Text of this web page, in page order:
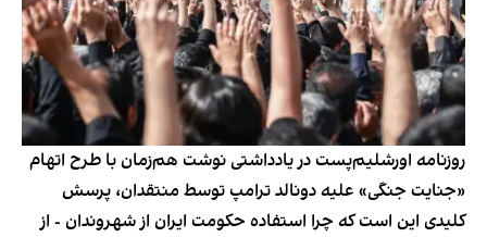
روزنامه اورشلیم‌پست در یادداشتی نوشت هم‌زمان با طرح اتهام
«جنایت جنگی» علیه دونالد ترامپ توسط منتقدان، پرسش
کلیدی این است که چرا استفاده حکومت ایران از شهروندان - از